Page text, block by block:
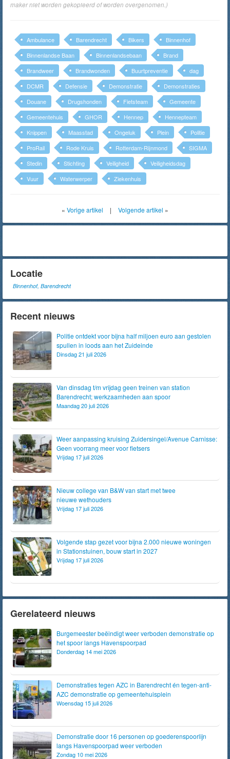
maker niet worden gekopieerd of worden overgenomen.)
Ambulance Barendrecht Bikers
Binnenhof
Binnenlandse Baan
Binnenlandsebaan
Brand
Brandweer
Brandwonden Buurtpreventie
dag
DCMR
Defensie Demonstratie
Demonstraties
Douane
Drugshonden Fietsteam
Gemeente
Gemeentehuis
GHOR Hennep
Hennepteam
Knippen
Maasstad Ongeluk Plein
Politie
ProRail
Rode Kruis Rotterdam-Rijnmond
SIGMA
Stedin
Stichting Veiligheid
Veiligheidsdag
Vuur
Waterwerper Ziekenhuis
« Vorige artikel | Volgende artikel »
Locatie
Binnenhof, Barendrecht
Recent nieuws
Politie ontdekt voor bijna half miljoen euro aan gestolen
spullen in loods aan het Zuideinde
Dinsdag 21 juli 2026
Van dinsdag t/m vrijdag geen treinen van station
Barendrecht; werkzaamheden aan spoor
Maandag 20 juli 2026
Weer aanpassing kruising Zuidersingel/Avenue Carnisse:
Geen voorrang meer voor fietsers
Vrijdag 17 juli 2026
Nieuw college van B&W van start met twee
nieuwe wethouders
Vrijdag 17 juli 2026
Volgende stap gezet voor bijna 2.000 nieuwe woningen
in Stationstuinen, bouw start in 2027
Vrijdag 17 juli 2026
Gerelateerd nieuws
Burgemeester beëindigt weer verboden demonstratie op
het spoor langs Havenspoorpad
Donderdag 14 mei 2026
Demonstraties tegen AZC in Barendrecht én tegen-anti-
AZC demonstratie op gemeentehuisplein
Woensdag 15 juli 2026
Demonstratie door 16 personen op goederenspoorlijn
langs Havenspoorpad weer verboden
Zondag 10 mei 2026